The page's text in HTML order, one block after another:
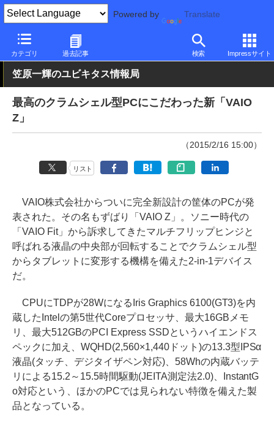
Powered by Translate
カテゴリ 過去記事 検索 Impressサイト
PC Watch パソコン/タブレット/スマートフォン VAIO
笠原一輝のユビキタス情報局
最高のクラムシェル型PCにこだわった新「VAIO
Z」
（2015/2/16 15:00）
リスト
VAIO株式会社からついに完全新設計の筐体のPCが発
表された。その名もずばり「VAIO Z」。ソニー時代の
「VAIO Fit」から訴求してきたマルチフリップヒンジと
呼ばれる液晶の中央部が回転することでクラムシェル型
からタブレットに変形する機構を備えた2-in-1デバイス
だ。
CPUにTDPが28WになるIris Graphics 6100(GT3)を内
蔵したIntelの第5世代Coreプロセッサ、最大16GBメモ
リ、最大512GBのPCI Express SSDというハイエンドス
ペックに加え、WQHD(2,560×1,440ドット)の13.3型IPSα
液晶(タッチ、デジタイザペン対応)、58Whの内蔵バッテ
リによる15.2～15.5時間駆動(JEITA測定法2.0)、InstantG
o対応という、ほかのPCでは見られない特徴を備えた製
品となっている。